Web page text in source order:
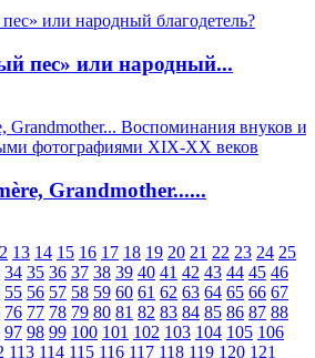
пес» или народный...
Grandmother......
13 14 15 16 17 18 19 20 21 22 23 24 25
34 35 36 37 38 39 40 41 42 43 44 45 46
55 56 57 58 59 60 61 62 63 64 65 66 67
76 77 78 79 80 81 82 83 84 85 86 87 88
97 98 99 100 101 102 103 104 105 106
113 114 115 116 117 118 119 120 121